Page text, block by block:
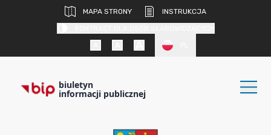
MAPA STRONY
INSTRUKCJA
biuletyn
informacji publicznej